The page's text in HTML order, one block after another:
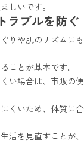
しいです。
ラブルを防ぐ
りや肌のリズムにも
ことが基本です。
い場合は、市販の便
くいため、体質に合
活を見直すことが、